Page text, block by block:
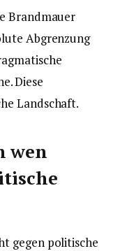
Brandmauer
Abgrenzung
Diese
Landschaft.
wen
gegen politische